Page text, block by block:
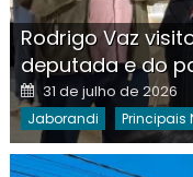
Rodrigo Vaz
deputada e do
Posted
on
31 de julho de 2026
Jaborandi Principais